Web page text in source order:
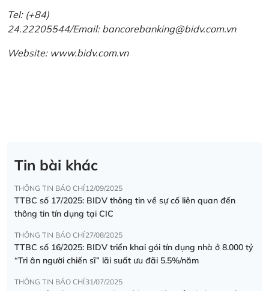
Tel: (+84)
24.22205544/Email: bancorebanking@bidv.com.vn
Website: www.bidv.com.vn
Tin bài khác
THÔNG TIN BÁO CHÍ12/09/2025
TTBC số 17/2025: BIDV thông tin về sự cố liên quan đến
thông tin tín dụng tại CIC
THÔNG TIN BÁO CHÍ27/08/2025
TTBC số 16/2025: BIDV triển khai gói tín dụng nhà ở 8.000 tỷ
“Tri ân người chiến sĩ” lãi suất ưu đãi 5.5%/năm
THÔNG TIN BÁO CHÍ31/07/2025